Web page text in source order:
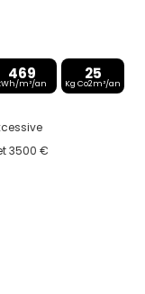
469
m²/an
25
Kg Co2m²/an
3500 €